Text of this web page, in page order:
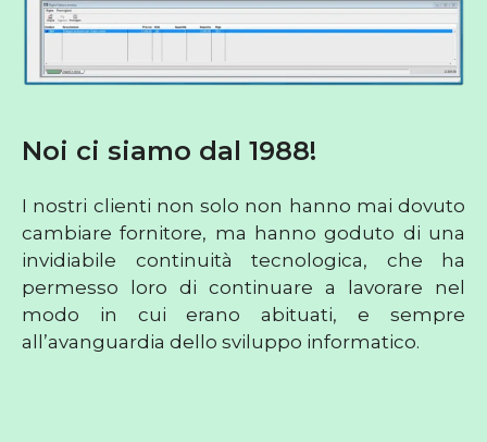
Noi ci siamo dal 1988!
I nostri clienti non solo non hanno mai dovuto
cambiare fornitore, ma hanno goduto di una
invidiabile continuità tecnologica, che ha
permesso loro di continuare a lavorare nel
modo in cui erano abituati, e sempre
all’avanguardia dello sviluppo informatico.